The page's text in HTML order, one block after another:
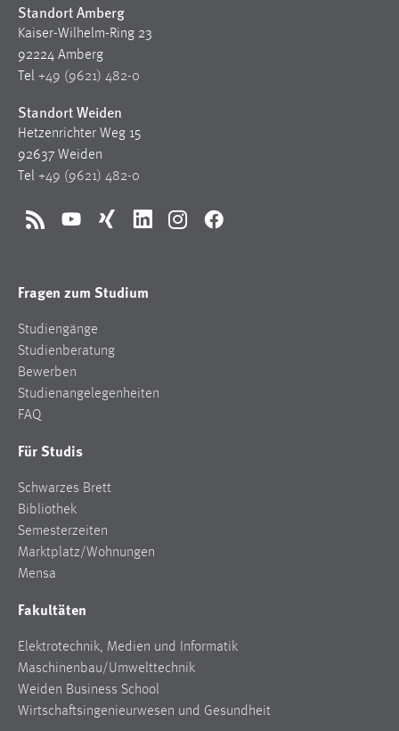
Standort Amberg
Kaiser-Wilhelm-Ring 23
92224 Amberg
Tel +49 (9621) 482-0
Standort Weiden
Hetzenrichter Weg 15
92637 Weiden
Tel +49 (9621) 482-0
RSS YouTubeXing LinkedInInstagramFacebook
Fragen zum Studium
Studiengänge
Studienberatung
Bewerben
Studienangelegenheiten
FAQ
Für Studis
Schwarzes Brett
Bibliothek
Semesterzeiten
Marktplatz/Wohnungen
Mensa
Fakultäten
Elektrotechnik, Medien und Informatik
Maschinenbau/Umwelttechnik
Weiden Business School
Wirtschaftsingenieurwesen und Gesundheit
Name:
chat-frame-style-5e9dbeb1811c0446
Wird benötigt um die Chatfunktion nutzen zu können.
Cookie Laufzeit:
MibewSessionID, mibew-chat-frame-style-
Name:
Zweck:
einloggen zu können.
STATISTIK
Statistik Cookies erfassen Informationen anonym.
Diese Informationen helfen uns zu verstehen, wie
unsere Besucher unsere Website nutzen.
Name:
_pk_ref, _pk_cvar, _pk_id, _pk_ses
Zweck: